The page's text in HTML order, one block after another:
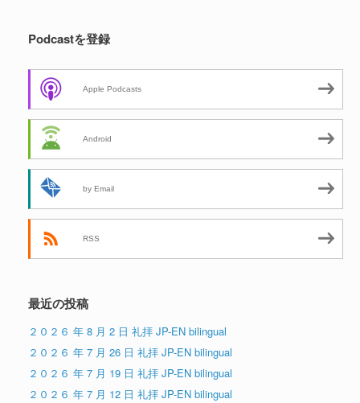
Podcastを登録
Apple Podcasts
Android
by Email
RSS
最近の投稿
２０２６ 年 8 月 2 日 礼拝 JP-EN bilingual
２０２６ 年 7 月 26 日 礼拝 JP-EN bilingual
２０２６ 年 7 月 19 日 礼拝 JP-EN bilingual
２０２６ 年 7 月 12 日 礼拝 JP-EN bilingual